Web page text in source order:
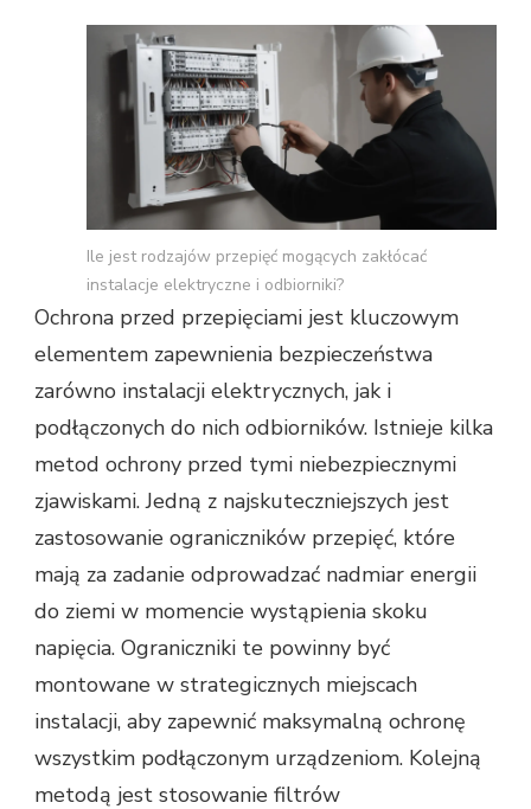
Ile jest rodzajów przepięć mogących zakłócać
instalacje elektryczne i odbiorniki?
Ochrona przed przepięciami jest kluczowym
elementem zapewnienia bezpieczeństwa
zarówno instalacji elektrycznych, jak i
podłączonych do nich odbiorników. Istnieje kilka
metod ochrony przed tymi niebezpiecznymi
zjawiskami. Jedną z najskuteczniejszych jest
zastosowanie ograniczników przepięć, które
mają za zadanie odprowadzać nadmiar energii
do ziemi w momencie wystąpienia skoku
napięcia. Ograniczniki te powinny być
montowane w strategicznych miejscach
instalacji, aby zapewnić maksymalną ochronę
wszystkim podłączonym urządzeniom. Kolejną
metodą jest stosowanie filtrów